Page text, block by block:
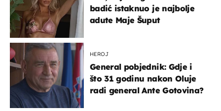
badić istaknuo je najbolje
adute Maje Šuput
HEROJ
General pobjednik: Gdje i
što 31 godinu nakon Oluje
radi general Ante Gotovina?